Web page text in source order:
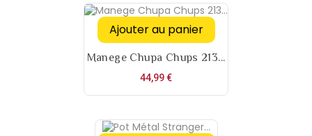
Ajouter au panier
Manege Chupa Chups 213...
44,99 €Prix